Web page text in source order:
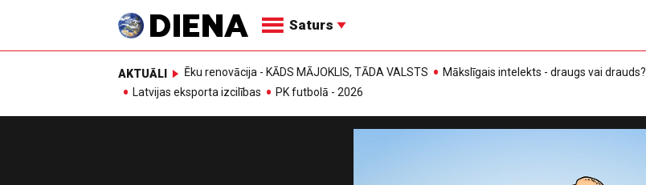
Saturs
AKTUĀLI Ēku renovācija - KĀDS MĀJOKLIS, TĀDA VALSTS
Mākslīgais intelekts - draugs vai drauds?
Latvijas eksporta izcilības
PK futbolā - 2026